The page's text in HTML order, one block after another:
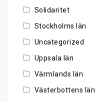
Solidaritet
Stockholms län
Uncategorized
Uppsala län
Värmlands län
Västerbottens län